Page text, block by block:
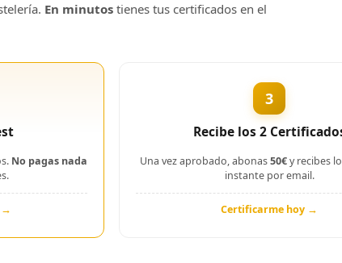
En minutos tienes tus certificados en el
No pagas nada
→
3
Recibe los 2
Una vez aprobado, abonas50€y recibes
instante por email.
Certificarme hoy →